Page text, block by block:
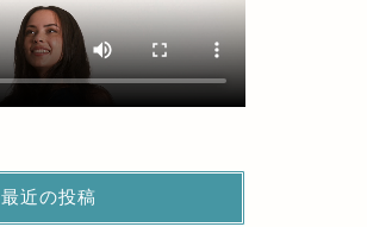
最近の投稿